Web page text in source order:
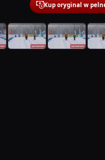
Kup oryginal w